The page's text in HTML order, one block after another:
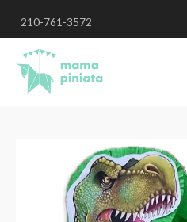
210-761-3572